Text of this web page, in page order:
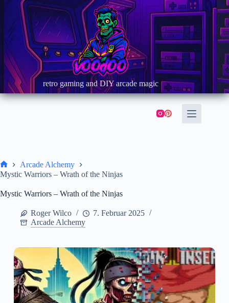
Zum
springen
retro gaming and DIY arcade magic
Start
Arcade Alchemy
Mystic Warriors – Wrath of the Ninjas
Mystic Warriors – Wrath of the Ninjas
Roger Wilco
7. Februar 2025
Arcade Alchemy